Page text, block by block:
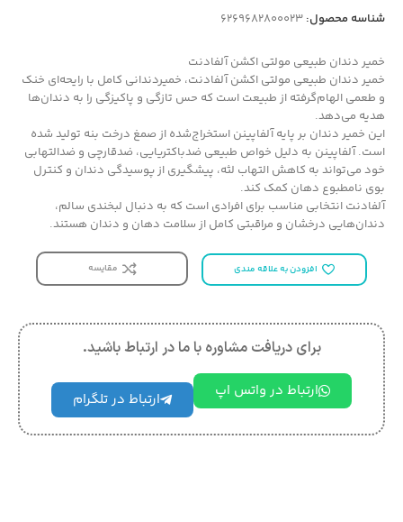
شناسه محصول: 6269682800023
خمیر دندان طبیعی مولتی اکشن آلفادنت
خمیر دندان طبیعی مولتی اکشن آلفادنت، خمیردندانی کامل با رایحه‌ای خنک
و طعمی الهام‌گرفته از طبیعت است که حس تازگی و پاکیزگی را به دندان‌ها
هدیه می‌دهد.
این خمیر دندان بر پایه آلفاپینن استخراج‌شده از صمغ درخت بنه تولید شده
است. آلفاپینن به دلیل خواص طبیعی ضدباکتریایی، ضدقارچی و ضدالتهابی
خود می‌تواند به کاهش التهاب لثه، پیشگیری از پوسیدگی دندان و کنترل
بوی نامطبوع دهان کمک کند.
آلفادنت انتخابی مناسب برای افرادی است که به دنبال لبخندی سالم،
دندان‌هایی درخشان و مراقبتی کامل از سلامت دهان و دندان هستند.
افزودن به علاقه مندی مقایسه
برای دریافت مشاوره با ما در ارتباط باشید.
ارتباط در واتس اپ ارتباط در تلگرام